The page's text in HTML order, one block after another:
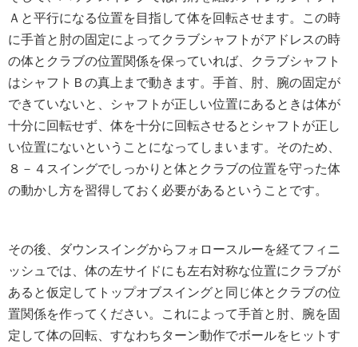
Ａと平行になる位置を目指して体を回転させます。この時
に手首と肘の固定によってクラブシャフトがアドレスの時
の体とクラブの位置関係を保っていれば、クラブシャフト
はシャフトＢの真上まで動きます。手首、肘、腕の固定が
できていないと、シャフトが正しい位置にあるときは体が
十分に回転せず、体を十分に回転させるとシャフトが正し
い位置にないということになってしまいます。そのため、
８－４スイングでしっかりと体とクラブの位置を守った体
の動かし方を習得しておく必要があるということです。
その後、ダウンスイングからフォロースルーを経てフィニ
ッシュでは、体の左サイドにも左右対称な位置にクラブが
あると仮定してトップオブスイングと同じ体とクラブの位
置関係を作ってください。これによって手首と肘、腕を固
定して体の回転、すなわちターン動作でボールをヒットす